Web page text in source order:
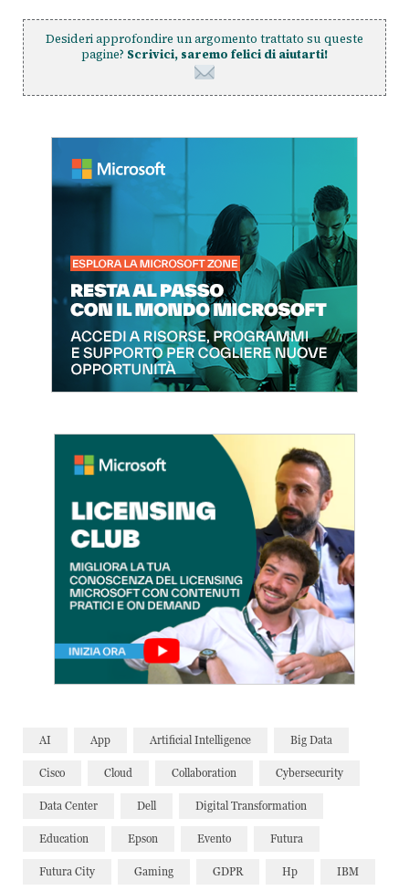
Desideri approfondire un argomento trattato su queste
pagine? Scrivici, saremo felici di aiutarti!
AI App Artificial Intelligence Big Data
Cisco Cloud Collaboration Cybersecurity
Data Center Dell Digital Transformation
Education Epson Evento Futura
Futura City Gaming GDPR Hp IBM